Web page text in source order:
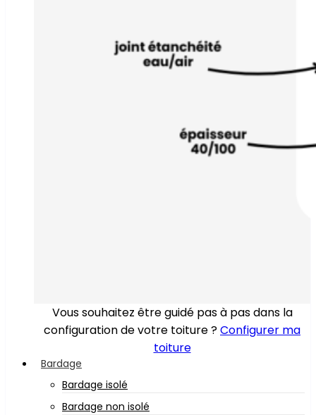
Vous souhaitez être guidé pas à pas dans la
configuration de votre toiture ?Configurer ma
toiture
Bardage
Bardage isolé
Bardage non isolé